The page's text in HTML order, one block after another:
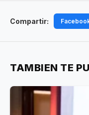
Compartir:
TAMBIEN TE